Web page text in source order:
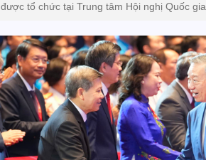
được tổ chức tại Trung tâm Hội nghị Quốc gia